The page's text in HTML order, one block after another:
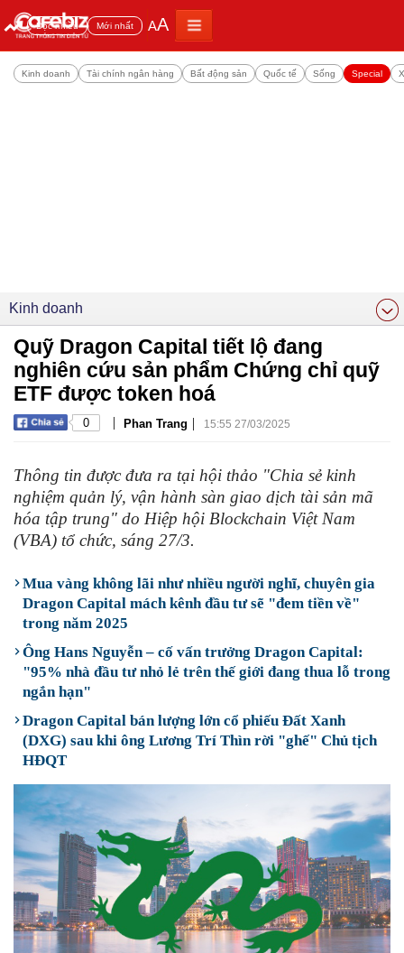
Đọc nhiều Mới nhất AA
Kinh doanh Tài chính ngân hàng Bất động sản Quốc tế Sống Special
Kinh doanh
Quỹ Dragon Capital tiết lộ đang
nghiên cứu sản phẩm Chứng chỉ quỹ
ETF được token hoá
0 | Phan Trang | 15:55 27/03/2025
Thông tin được đưa ra tại hội thảo "Chia sẻ kinh
nghiệm quản lý, vận hành sàn giao dịch tài sản mã
hóa tập trung" do Hiệp hội Blockchain Việt Nam
(VBA) tổ chức, sáng 27/3.
Mua vàng không lãi như nhiều người nghĩ, chuyên gia
Dragon Capital mách kênh đầu tư sẽ "đem tiền về"
trong năm 2025
Ông Hans Nguyễn – cố vấn trưởng Dragon Capital:
"95% nhà đầu tư nhỏ lẻ trên thế giới đang thua lỗ trong
ngắn hạn"
Dragon Capital bán lượng lớn cổ phiếu Đất Xanh
(DXG) sau khi ông Lương Trí Thìn rời "ghế" Chủ tịch
HĐQT